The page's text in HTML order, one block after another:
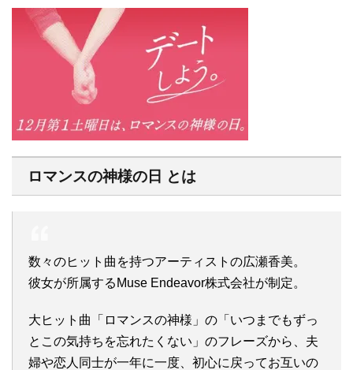
ロマンスの神様の日 とは
数々のヒット曲を持つアーティストの広瀬香美。
彼女が所属するMuse Endeavor株式会社が制定。
大ヒット曲「ロマンスの神様」の「いつまでもずっ
とこの気持ちを忘れたくない」のフレーズから、夫
婦や恋人同士が一年に一度、初心に戻ってお互いの